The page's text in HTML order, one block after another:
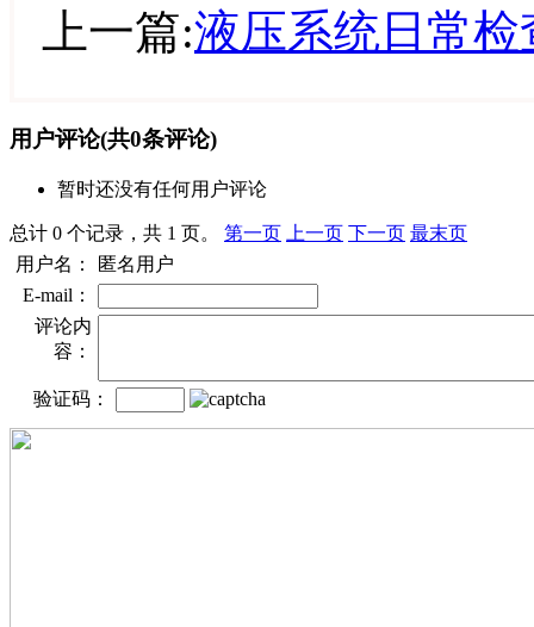
上一篇:液压系统日常
用户评论(共0条评论)
暂时还没有任何用户评论
总计 0 个记录，共 1 页。 第一页 上一页 下一页 最末页
用户名：
匿名用户
E-mail：
评论内
容：
验证码：